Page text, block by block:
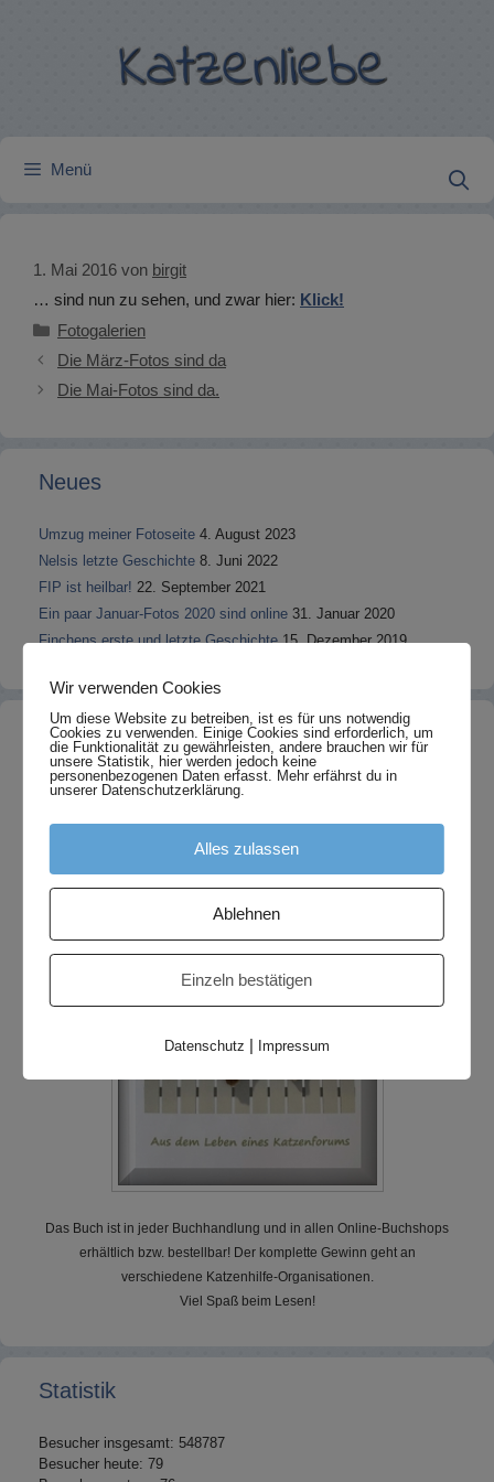
Menü
1. Mai 2016 von birgit
… sind nun zu sehen, und zwar hier: Klick!
Kategorien
Fotogalerien
Die März-Fotos sind da
Die Mai-Fotos sind da.
Neues
Umzug meiner Fotoseite 4. August 2023
Nelsis letzte Geschichte 8. Juni 2022
FIP ist heilbar! 22. September 2021
Ein paar Januar-Fotos 2020 sind online 31. Januar 2020
Finchens erste und letzte Geschichte 15. Dezember 2019
Teil 2 ist da!
Das Buch ist in jeder Buchhandlung und in allen Online-Buchshops
erhältlich bzw. bestellbar! Der komplette Gewinn geht an
verschiedene Katzenhilfe-Organisationen.
Viel Spaß beim Lesen!
Statistik
Besucher insgesamt: 548787
Besucher heute: 79
Wir verwenden Cookies
Um diese Website zu betreiben, ist es für uns notwendig
Cookies zu verwenden. Einige Cookies sind erforderlich, um
die Funktionalität zu gewährleisten, andere brauchen wir für
unsere Statistik, hier werden jedoch keine
personenbezogenen Daten erfasst. Mehr erfährst du in
unserer Datenschutzerklärung.
Alles zulassen
Ablehnen
Einzeln bestätigen
Datenschutz | Impressum